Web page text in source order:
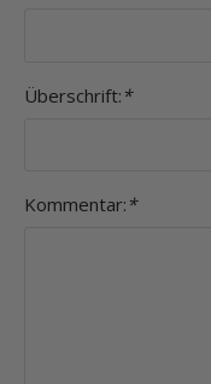
Überschrift: *
Kommentar: *